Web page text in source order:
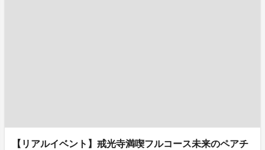
【リアルイベント】戒光寺満喫フルコース未来のペアチ